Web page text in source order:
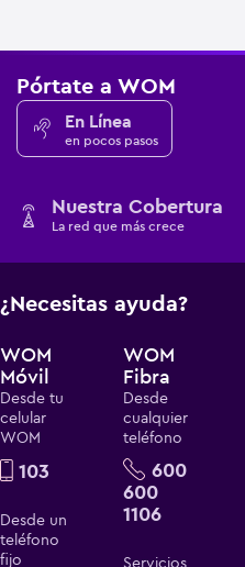
Pórtate a WOM
En Línea
en pocos pasos
Nuestra Cobertura
La red que más crece
¿Necesitas ayuda?
WOM
Móvil
Desde tu
celular
WOM
103
Desde un
teléfono
fijo
WOM
Fibra
Desde
cualquier
teléfono
600
600
1106
Servicios